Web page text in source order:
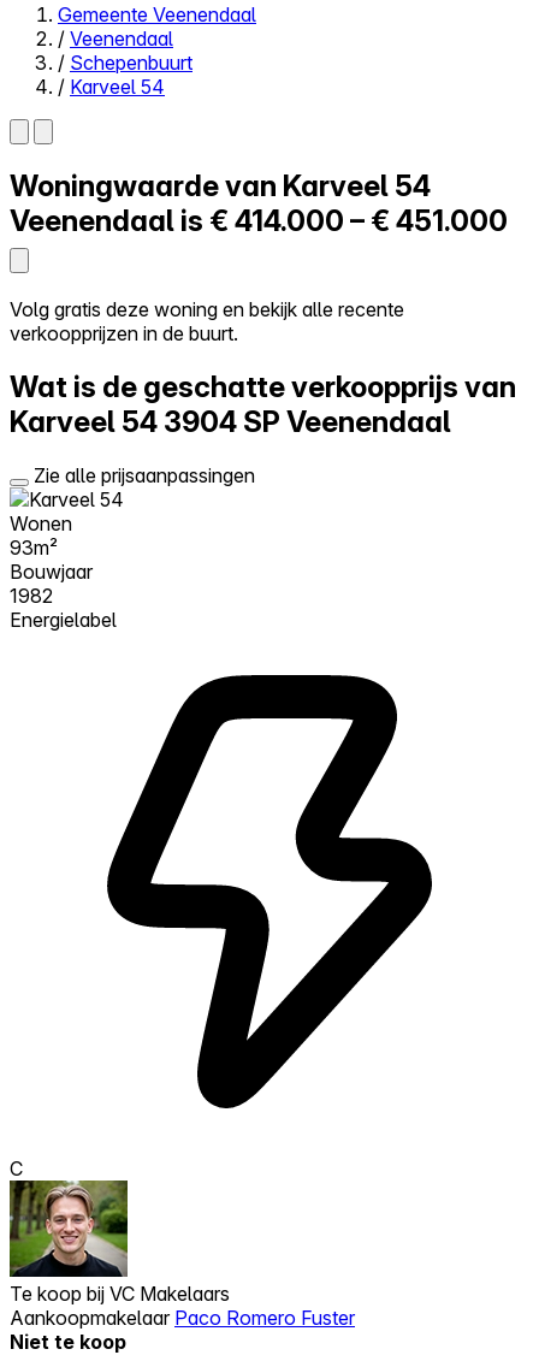
Close menu
Zelf kopen
Alles-in-één
Reviews
Log in
Probeer Walter gratis
Gemeente Veenendaal
/ Veenendaal
/ Schepenbuurt
/ Karveel 54
Woningwaarde van Karveel 54
Veenendaal is € 414.000 – € 451.000
Volg gratis deze woning en bekijk alle recente
verkoopprijzen in de buurt.
Wat is de geschatte verkoopprijs van
Karveel 54 3904 SP Veenendaal
Zie alle prijsaanpassingen
Wonen
93m²
Bouwjaar
1982
Energielabel
C
Te koop bij VC Makelaars
Aankoopmakelaar Paco Romero Fuster
Niet te koop